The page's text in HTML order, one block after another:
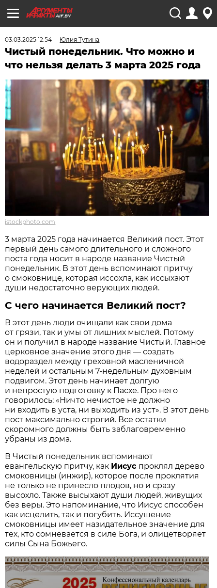
AIF.BY
03.03.2025 12:54 Юлия Тутина
Чистый понедельник. Что можно и
что нельзя делать 3 марта 2025 года
istockphoto.com
3 марта 2025 года начинается Великий пост. Этот
первый день самого длительного и сложного
поста года носит в народе название Чистый
понедельник. В этот день вспоминают притчу
о смоковнице, которая иссохла, как иссыхают
души недостаточно верующих людей.
С чего начинается Великий пост?
В этот день люди очищали как свои дома
от грязи, так и умы от лишних мыслей. Потому
он и получил в народе название Чистый. Главное
церковное значение этого дня — создать
водораздел между греховной масленичной
неделей и остальным 7-недельным духовным
подвигом. Этот день начинает долгую
и непростую подготовку к Пасхе. Про него
говорилось: «Ничто нечистое не должно
ни входить в уста, ни выходить из уст». В этот день
пост максимально строгий. Все остатки
скоромного должны быть заблаговременно
убраны из дома.
В Чистый понедельник вспоминают
евангельскую притчу, как Иисус проклял дерево
смоковницы (инжир), которое после проклятия
не только не принесло плодов, но и сразу
высохло. Также высыхают души людей, живущих
без веры. Это напоминание, что Иисус способен
как исцелить, так и погубить. Иссушение
смоковницы имеет назидательное значение для
тех, кто сомневается в силе Бога, и олицетворяет
силы Сына Божьего.